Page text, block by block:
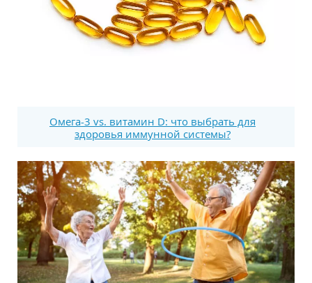
Омега-3 vs. витамин D: что выбрать для
здоровья иммунной системы?